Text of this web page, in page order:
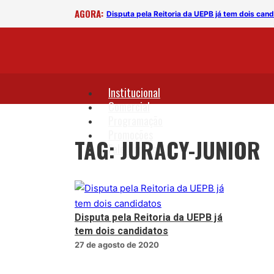
AGORA: Disputa pela Reitoria da UEPB já tem dois
Institucional
Comercial
Fale Conosco
TAG: JURACY-JUNIOR
Disputa pela Reitoria da UEPB já
tem dois candidatos
27 de agosto de 2020